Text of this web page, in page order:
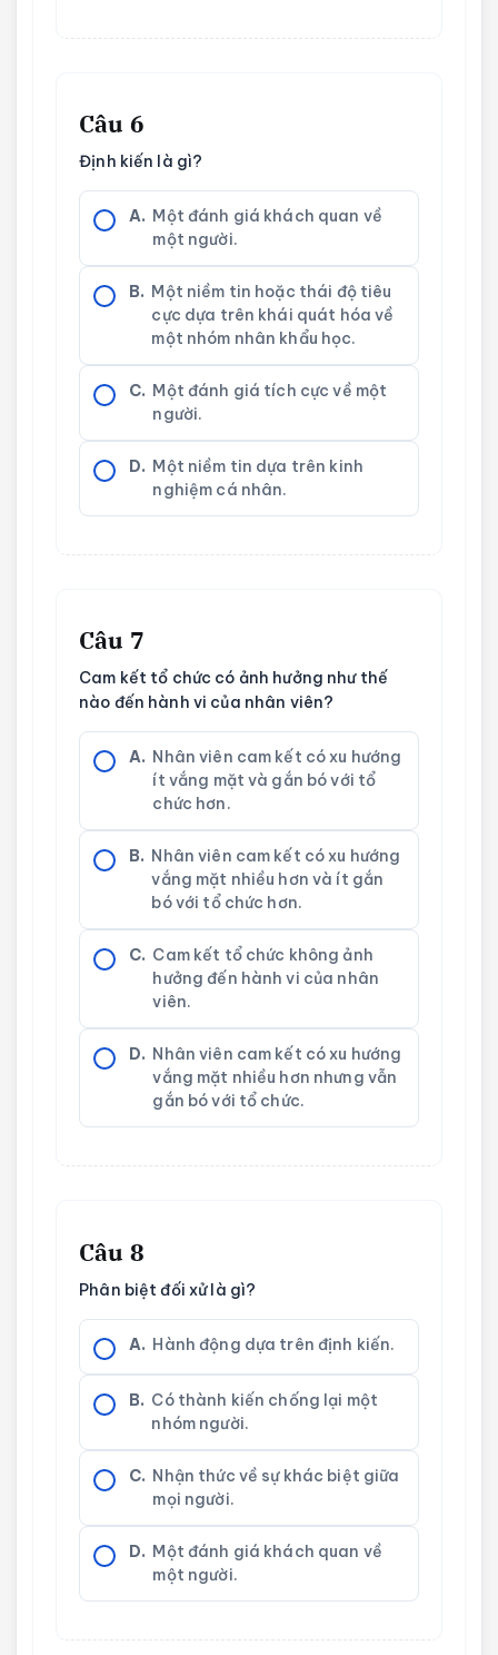
Câu 6
Định kiến là gì?
A. Một đánh giá khách quan về
một người.
B. Một niềm tin hoặc thái độ tiêu
cực dựa trên khái quát hóa về
một nhóm nhân khẩu học.
C. Một đánh giá tích cực về một
người.
D. Một niềm tin dựa trên kinh
nghiệm cá nhân.
Câu 7
Cam kết tổ chức có ảnh hưởng như thế
nào đến hành vi của nhân viên?
A. Nhân viên cam kết có xu hướng
ít vắng mặt và gắn bó với tổ
chức hơn.
B. Nhân viên cam kết có xu hướng
vắng mặt nhiều hơn và ít gắn
bó với tổ chức hơn.
C. Cam kết tổ chức không ảnh
hưởng đến hành vi của nhân
viên.
D. Nhân viên cam kết có xu hướng
vắng mặt nhiều hơn nhưng vẫn
gắn bó với tổ chức.
Câu 8
Phân biệt đối xử là gì?
A. Hành động dựa trên định kiến.
B. Có thành kiến chống lại một
nhóm người.
C. Nhận thức về sự khác biệt giữa
mọi người.
D. Một đánh giá khách quan về
một người.